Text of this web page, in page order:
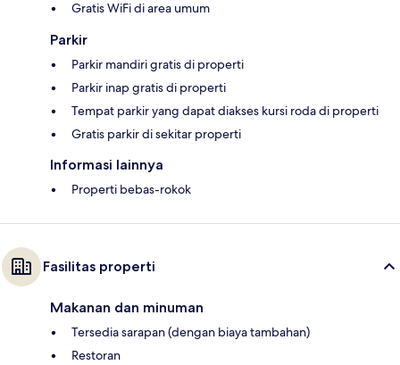
Gratis WiFi di area umum
Parkir
Parkir mandiri gratis di properti
Parkir inap gratis di properti
Tempat parkir yang dapat diakses kursi roda di properti
Gratis parkir di sekitar properti
Informasi lainnya
Properti bebas-rokok
Fasilitas properti
Makanan dan minuman
Tersedia sarapan (dengan biaya tambahan)
Restoran